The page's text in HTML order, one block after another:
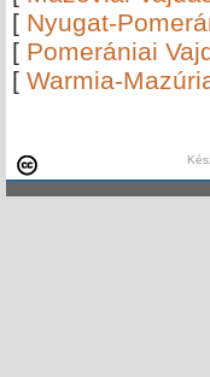
[ Nyugat-
[ Pomerániai
[ Warmia-